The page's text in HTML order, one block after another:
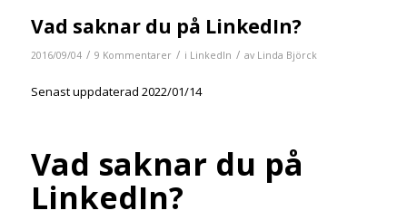
Vad saknar du på LinkedIn?
2016/09/04 / 9 Kommentarer / i LinkedIn / av Linda Björck
Senast uppdaterad 2022/01/14
Vad saknar du på
LinkedIn?